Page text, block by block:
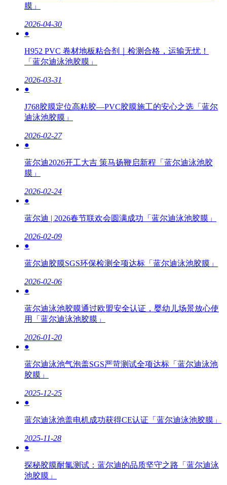
膜」
2026-04-30
●
H952 PVC 卷材地板粘合剂｜检测合格，运输无忧！
「蓝尔迪泳池胶膜」
2026-03-31
●
J768胶膜定位高粘胶—PVC胶膜施工的安心之选「蓝尔
迪泳池胶膜」
2026-02-27
●
蓝尔迪2026开工大吉 策马扬鞭启新程「蓝尔迪泳池胶
膜」
2026-02-24
●
蓝尔迪 | 2026春节联欢会圆满成功「蓝尔迪泳池胶膜」
2026-02-09
●
蓝尔迪胶膜SGS环保检测全项达标「蓝尔迪泳池胶膜」
2026-02-06
●
蓝尔迪泳池胶膜通过欧盟安全认证，婴幼儿场景放心使
用「蓝尔迪泳池胶膜」
2026-01-20
●
蓝尔迪泳池气泡盖SGS严苛测试全项达标「蓝尔迪泳池
胶膜」
2025-12-25
●
蓝尔迪泳池盖电机成功获得CE认证「蓝尔迪泳池胶膜」
2025-11-28
●
探秘胶膜耐氯测试：蓝尔迪的品质坚守之路「蓝尔迪泳
池胶膜」